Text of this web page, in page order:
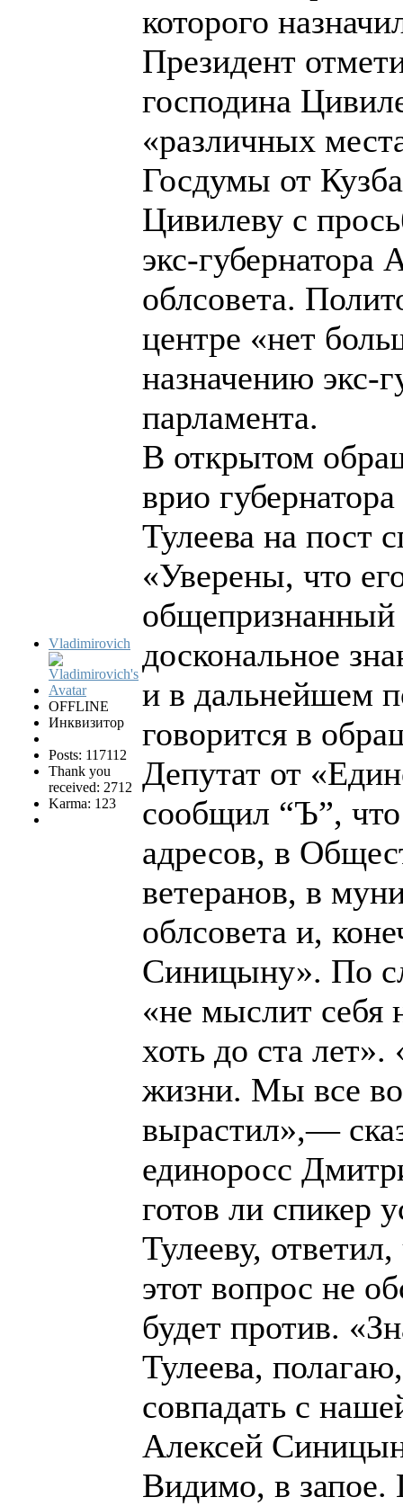
Vladimirovich
OFFLINE
Инквизитор
Posts: 117112
Thank you
received: 2712
Karma: 123
которого
Президент
господина
«различных
Госдумы от
Цивилеву с
экс-губернатора
облсовета.
центре «нет
назначению экс-
парламента.
В открытом
врио
Тулеева на пост
«Уверены, что
общепризнанный
доскональное
и в дальнейшем
говорится в
Депутат от
сообщил “Ъ”,
адресов, в
ветеранов, в
облсовета и,
Синицыну». По
«не мыслит себя
хоть до ста
жизни. Мы все
вырастил»,—
единоросс
готов ли спикер
Тулееву,
этот вопрос не
будет против.
Тулеева,
совпадать с
Алексей
Видимо, в запое.